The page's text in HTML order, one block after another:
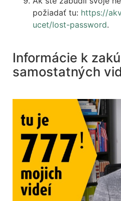
požiadať tu: https://
ucet/lost-password.
Informácie k
samostatných